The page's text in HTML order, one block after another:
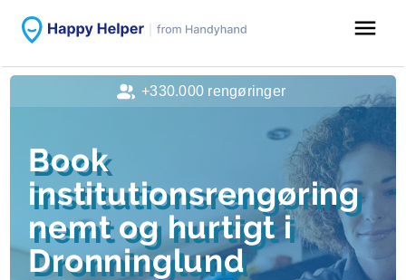
menu
Book
institutionsrengøring
nemt og hurtigt i
Dronninglund
+330.000 rengøringer